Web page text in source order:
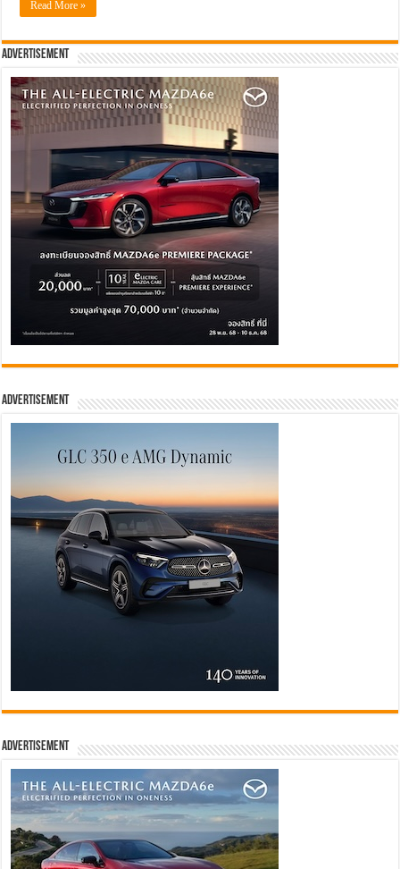
Read More »
Advertisement
Advertisement
Advertisement